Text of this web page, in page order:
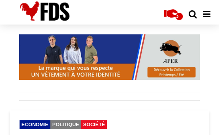
ECONOMIE POLITIQUE SOCIÉTÉ